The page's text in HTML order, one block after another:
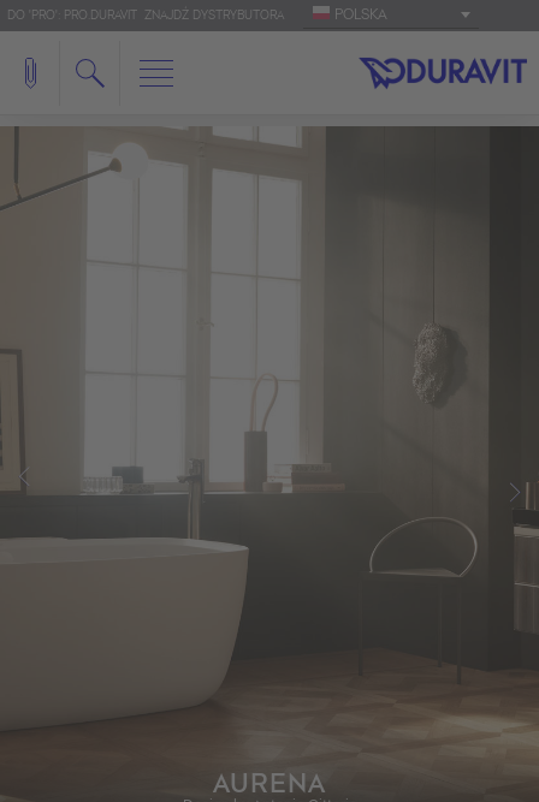
DO 'PRO': PRO.DURAVIT ZNAJDŹ DYSTRYBUTORA POLSKA
AURENA